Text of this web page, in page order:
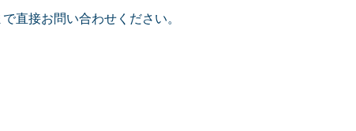
直接お問い合わせください。